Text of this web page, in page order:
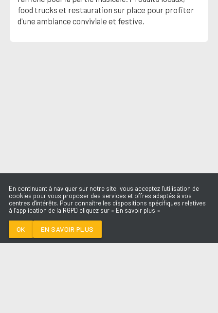
food trucks et restauration sur place pour profiter
d'une ambiance conviviale et festive.
En continuant à naviguer sur notre site, vous acceptez l'utilisation de
cookies pour vous proposer des services et offres adaptés à vos
centres d'intérêts. Pour connaître les dispositions spécifiques relatives
à l’application de la RGPD cliquez sur « En savoir plus »
OK EN SAVOIR PLUS